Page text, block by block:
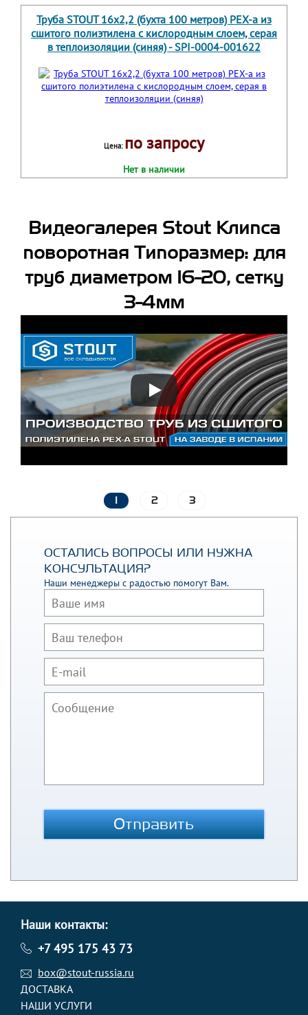
Труба STOUT 16х2,2 (бухта 100 метров) PEX-a из
сшитого полиэтилена с кислородным слоем, серая
в теплоизоляции (синяя) - SPI-0004-001622
Цена: по запросу
Нет в наличии
Видеогалерея Stout Клипса
поворотная Типоразмер: для
труб диаметром 16-20, сетку
3-4мм
2 3
ОСТАЛИСЬ ВОПРОСЫ ИЛИ НУЖНА
КОНСУЛЬТАЦИЯ?
Наши менеджеры с радостью помогут Вам.
Отправить
Наши контакты:
+7 495 175 43 73
box@stout-russia.ru
ДОСТАВКА
НАШИ УСЛУГИ